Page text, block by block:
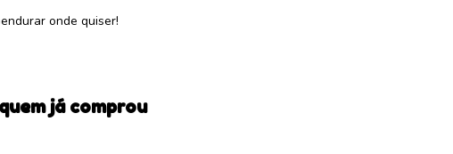
onde quiser!
já comprou